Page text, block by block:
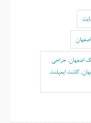
اصفهان, جراحی
,کاشت ایمپلنت